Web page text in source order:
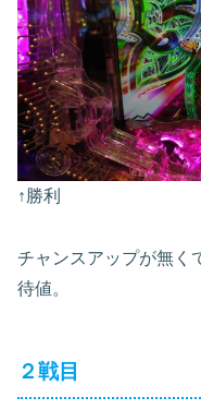
↑勝利
チャンスアップが無く
待値。
２戦目